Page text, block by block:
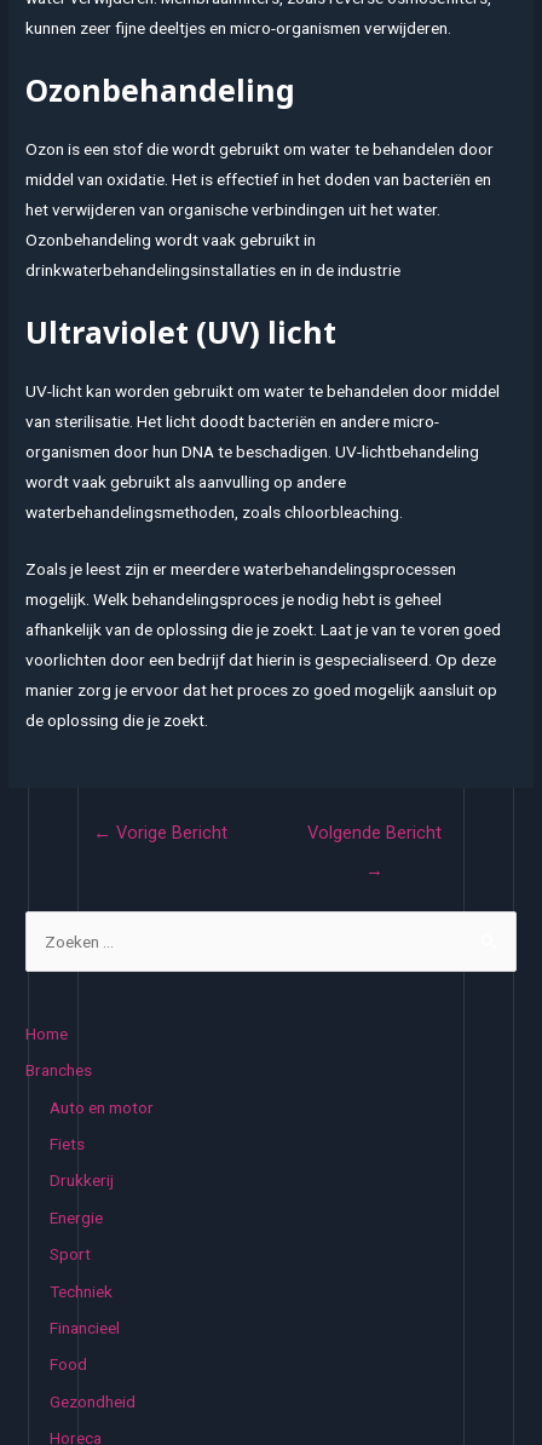
kunnen zeer fijne deeltjes en micro-organismen verwijderen.
Ozonbehandeling
Ozon is een stof die wordt gebruikt om water te behandelen door
middel van oxidatie. Het is effectief in het doden van bacteriën en
het verwijderen van organische verbindingen uit het water.
Ozonbehandeling wordt vaak gebruikt in
drinkwaterbehandelingsinstallaties en in de industrie
Ultraviolet (UV) licht
UV-licht kan worden gebruikt om water te behandelen door middel
van sterilisatie. Het licht doodt bacteriën en andere micro-
organismen door hun DNA te beschadigen. UV-lichtbehandeling
wordt vaak gebruikt als aanvulling op andere
waterbehandelingsmethoden, zoals chloorbleaching.
Zoals je leest zijn er meerdere waterbehandelingsprocessen
mogelijk. Welk behandelingsproces je nodig hebt is geheel
afhankelijk van de oplossing die je zoekt. Laat je van te voren goed
voorlichten door een bedrijf dat hierin is gespecialiseerd. Op deze
manier zorg je ervoor dat het proces zo goed mogelijk aansluit op
de oplossing die je zoekt.
← Vorige Bericht
Volgende Bericht
→
Home
Branches
Auto en motor
Fiets
Drukkerij
Energie
Sport
Techniek
Financieel
Food
Gezondheid
Horeca